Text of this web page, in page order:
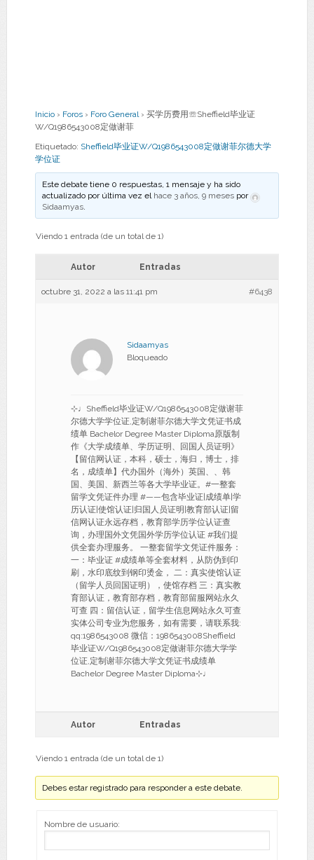
Inicio › Foros › Foro General › 买学历费用☏Sheffield毕业证
W/Q1986543008定做谢菲
Etiquetado: Sheffield毕业证W/Q1986543008定做谢菲尔德大学
学位证
Este debate tiene 0 respuestas, 1 mensaje y ha sido
actualizado por última vez el hace 3 años, 9 meses por
Sidaamyas.
Viendo 1 entrada (de un total de 1)
Autor Entradas
octubre 31, 2022 a las 11:41 pm #6438
Sidaamyas
Bloqueado
⊹♩Sheffield毕业证W/Q1986543008定做谢菲
尔德大学学位证,定制谢菲尔德大学文凭证书成
绩单 Bachelor Degree Master Diploma原版制
作《大学成绩单、学历证明、回国人员证明》
【留信网认证，本科，硕士，海归，博士，排
名，成绩单】代办国外（海外）英国、、韩
国、美国、新西兰等各大学毕业证。#一整套
留学文凭证件办理 #——包含毕业证|成绩单|学
历认证|使馆认证|归国人员证明|教育部认证|留
信网认证永远存档，教育部学历学位认证查
询，办理国外文凭国外学历学位认证 #我们提
供全套办理服务。 一整套留学文凭证件服务：
一：毕业证 #成绩单等全套材料，从防伪到印
刷，水印底纹到钢印烫金， 二：真实使馆认证
（留学人员回国证明），使馆存档 三：真实教
育部认证，教育部存档，教育部留服网站永久
可查 四：留信认证，留学生信息网站永久可查
实体公司专业为您服务，如有需要，请联系我:
qq:1986543008 微信：1986543008Sheffield
毕业证W/Q1986543008定做谢菲尔德大学学
位证,定制谢菲尔德大学文凭证书成绩单
Bachelor Degree Master Diploma⊹♩
Autor Entradas
Viendo 1 entrada (de un total de 1)
Debes estar registrado para responder a este debate.
Nombre de usuario: